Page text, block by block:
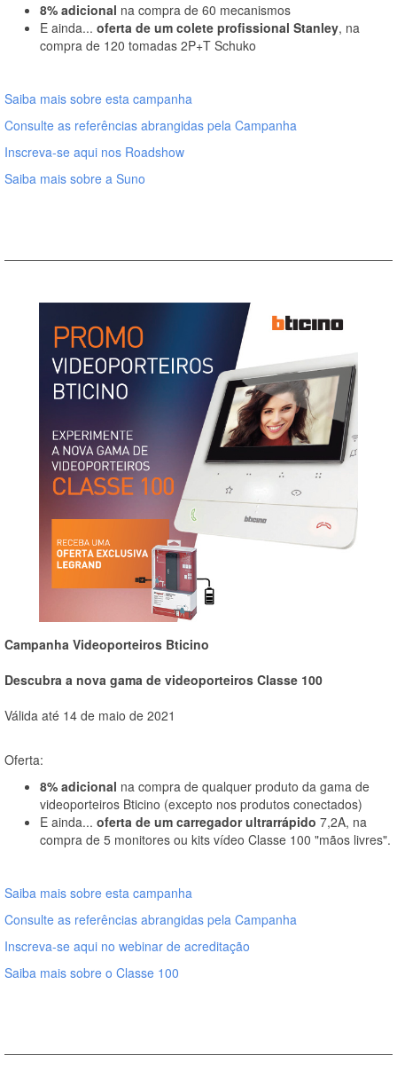
8% adicional na compra de 60 mecanismos
E ainda... oferta de um colete profissional Stanley, na
compra de 120 tomadas 2P+T Schuko
Saiba mais sobre esta campanha
Consulte as referências abrangidas pela Campanha
Inscreva-se aqui nos Roadshow
Saiba mais sobre a Suno
Campanha Videoporteiros Bticino
Descubra a nova gama de videoporteiros Classe 100
Válida até 14 de maio de 2021
Oferta:
8% adicional na compra de qualquer produto da gama de
videoporteiros Bticino (excepto nos produtos conectados)
E ainda... oferta de um carregador ultrarrápido 7,2A, na
compra de 5 monitores ou kits vídeo Classe 100 "mãos livres".
Saiba mais sobre esta campanha
Consulte as referências abrangidas pela Campanha
Inscreva-se aqui no webinar de acreditação
Saiba mais sobre o Classe 100